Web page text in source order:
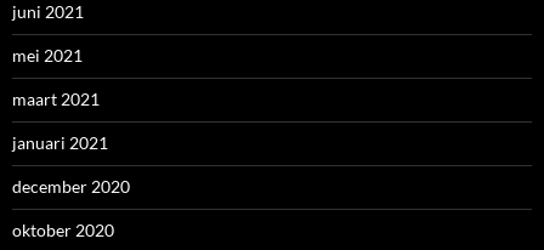
juni 2021
mei 2021
maart 2021
januari 2021
december 2020
oktober 2020